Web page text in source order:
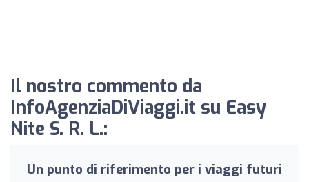
Il nostro commento da
InfoAgenziaDiViaggi.it su Easy
Nite S. R. L.:
Un punto di riferimento per i viaggi futuri